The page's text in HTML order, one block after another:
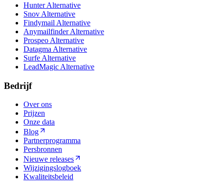
Hunter Alternative
Snov Alternative
Findymail Alternative
Anymailfinder Alternative
Prospeo Alternative
Datagma Alternative
Surfe Alternative
LeadMagic Alternative
Bedrijf
Over ons
Prijzen
Onze data
Blog
Partnerprogramma
Persbronnen
Nieuwe releases
Wijzigingslogboek
Kwaliteitsbeleid